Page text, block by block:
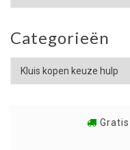
Categorieën